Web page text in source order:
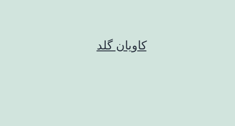
کاویان گلد